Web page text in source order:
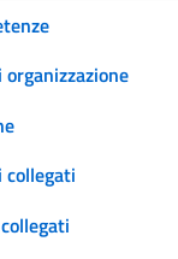
organizzazione
collegati